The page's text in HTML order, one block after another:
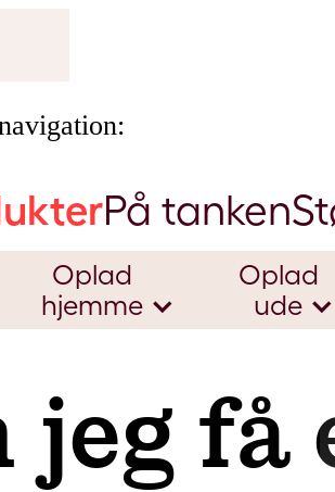
På tanken
Oplad
hjemme
Oplad
ude
jeg få